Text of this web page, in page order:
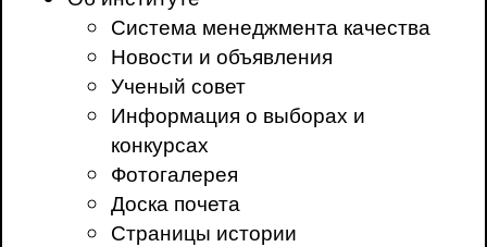
Система менеджмента качества
Новости и объявления
Ученый совет
Информация о выборах и
конкурсах
Фотогалерея
Доска почета
Страницы истории